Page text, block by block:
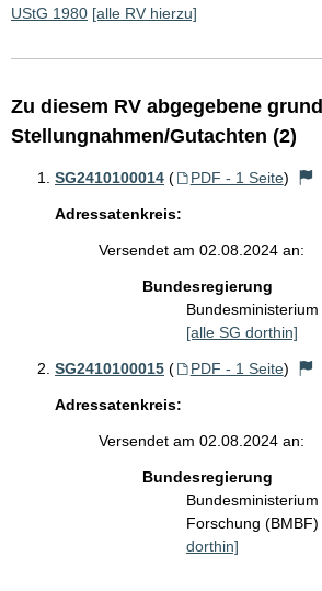
UStG 1980 [alle RV hierzu]
Zu diesem RV abgegebene
Stellungnahmen/Gutachten (2)
SG2410100014 ( PDF - 1 Seite)
Adressatenkreis:
Versendet am 02.08.2024 an:
Bundesregierung
[alle SG dorthin]
SG2410100015 ( PDF - 1 Seite)
Adressatenkreis:
Versendet am 02.08.2024 an:
Bundesregierung
Forschung
dorthin]